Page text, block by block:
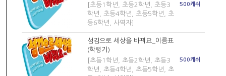
[초등1학년, 초등2학년, 초등3
학년, 초등4학년, 초등5학년, 초
등6학년, 사역자]
500캐쉬
섬김으로 세상을 바꿔요_이름표
(학령기)
[초등1학년, 초등2학년, 초등3
학년, 초등4학년, 초등5학년, 초
500캐쉬